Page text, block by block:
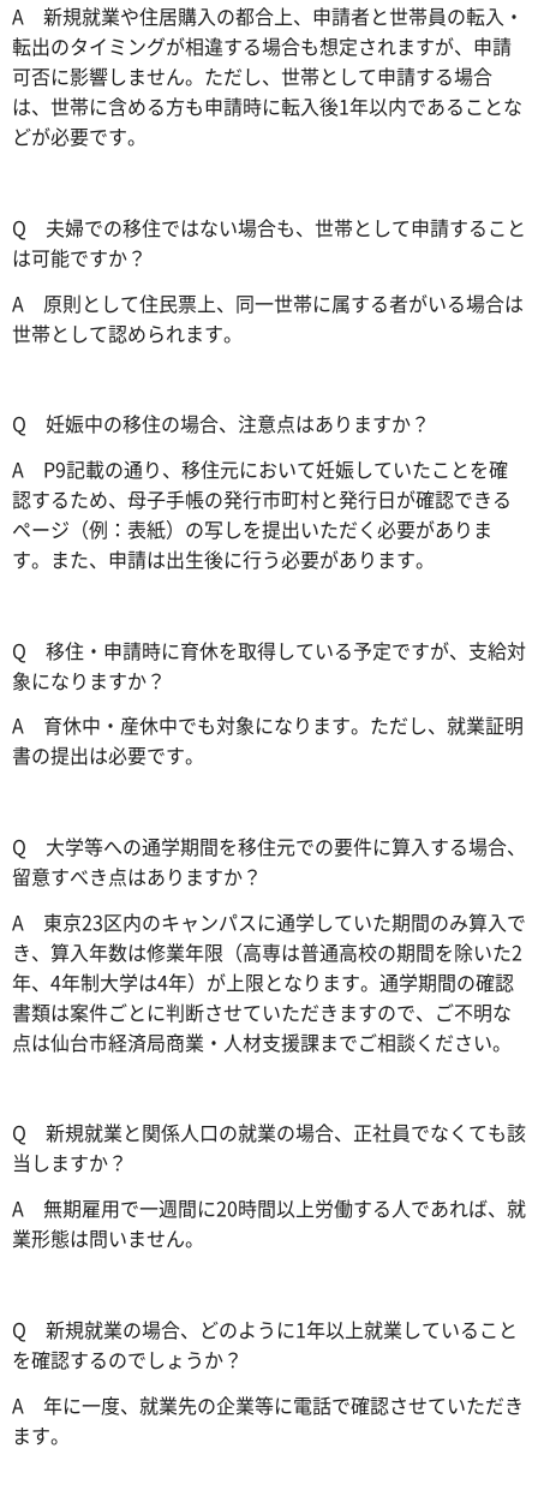
A 新規就業や住居購入の都合上、申請者と世帯員の転入・
転出のタイミングが相違する場合も想定されますが、申請
可否に影響しません。ただし、世帯として申請する場合
は、世帯に含める方も申請時に転入後1年以内であることな
どが必要です。
Q 夫婦での移住ではない場合も、世帯として申請すること
は可能ですか？
A 原則として住民票上、同一世帯に属する者がいる場合は
世帯として認められます。
Q 妊娠中の移住の場合、注意点はありますか？
A P9記載の通り、移住元において妊娠していたことを確
認するため、母子手帳の発行市町村と発行日が確認できる
ページ（例：表紙）の写しを提出いただく必要がありま
す。また、申請は出生後に行う必要があります。
Q 移住・申請時に育休を取得している予定ですが、支給対
象になりますか？
A 育休中・産休中でも対象になります。ただし、就業証明
書の提出は必要です。
Q 大学等への通学期間を移住元での要件に算入する場合、
留意すべき点はありますか？
A 東京23区内のキャンパスに通学していた期間のみ算入で
き、算入年数は修業年限（高専は普通高校の期間を除いた2
年、4年制大学は4年）が上限となります。通学期間の確認
書類は案件ごとに判断させていただきますので、ご不明な
点は仙台市経済局商業・人材支援課までご相談ください。
Q 新規就業と関係人口の就業の場合、正社員でなくても該
当しますか？
A 無期雇用で一週間に20時間以上労働する人であれば、就
業形態は問いません。
Q 新規就業の場合、どのように1年以上就業していること
を確認するのでしょうか？
A 年に一度、就業先の企業等に電話で確認させていただき
ます。